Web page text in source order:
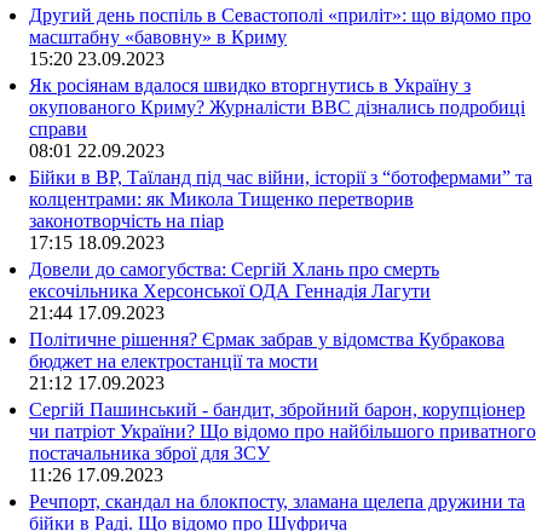
Другий день поспіль в Севастополі «приліт»: що відомо про
масштабну «бавовну» в Криму
15:20 23.09.2023
Як росіянам вдалося швидко вторгнутись в Україну з
окупованого Криму? Журналісти ВВС дізнались подробиці
справи
08:01 22.09.2023
Бійки в ВР, Таїланд під час війни, історії з “ботофермами” та
колцентрами: як Микола Тищенко перетворив
законотворчість на піар
17:15 18.09.2023
Довели до самогубства: Сергій Хлань про смерть
ексочільника Херсонської ОДА Геннадія Лагути
21:44 17.09.2023
Політичне рішення? Єрмак забрав у відомства Кубракова
бюджет на електростанції та мости
21:12 17.09.2023
Сергій Пашинський - бандит, збройний барон, корупціонер
чи патріот України? Що відомо про найбільшого приватного
постачальника зброї для ЗСУ
11:26 17.09.2023
Речпорт, скандал на блокпосту, зламана щелепа дружини та
бійки в Раді. Що відомо про Шуфрича